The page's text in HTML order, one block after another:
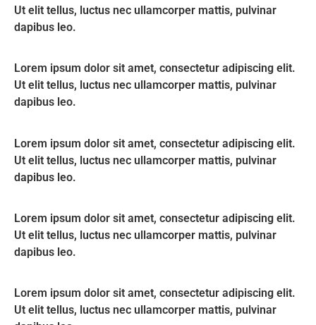
Ut elit tellus, luctus nec ullamcorper mattis, pulvinar
dapibus leo.
Lorem ipsum dolor sit amet, consectetur adipiscing elit.
Ut elit tellus, luctus nec ullamcorper mattis, pulvinar
dapibus leo.
Lorem ipsum dolor sit amet, consectetur adipiscing elit.
Ut elit tellus, luctus nec ullamcorper mattis, pulvinar
dapibus leo.
Lorem ipsum dolor sit amet, consectetur adipiscing elit.
Ut elit tellus, luctus nec ullamcorper mattis, pulvinar
dapibus leo.
Lorem ipsum dolor sit amet, consectetur adipiscing elit.
Ut elit tellus, luctus nec ullamcorper mattis, pulvinar